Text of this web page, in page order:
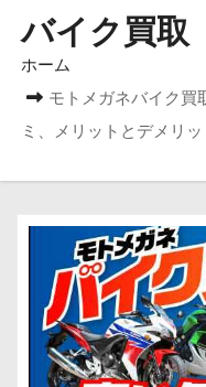
バイク買取
ホーム
モトメガネバイク買
ミ、メリットとデメリ